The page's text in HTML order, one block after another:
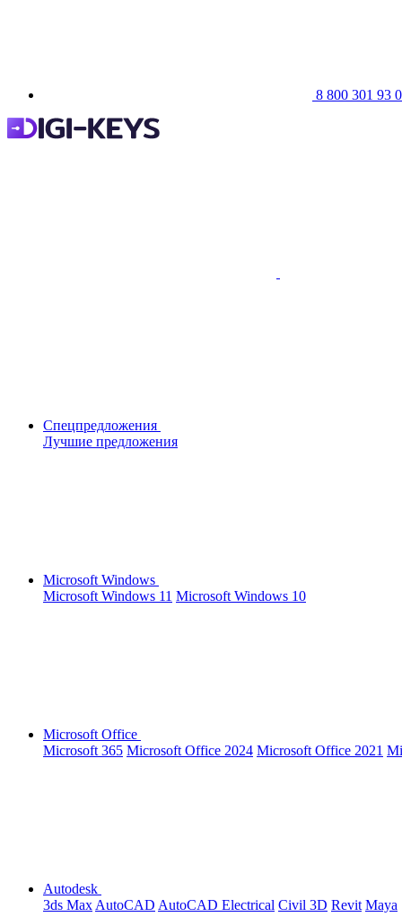
8 800 301 93
Спецпредложения
Лучшие предложения
Microsoft Windows
Microsoft Windows 11 Microsoft Windows 10
Microsoft Office
Microsoft 365 Microsoft Office 2024 Microsoft Office 2021
Autodesk
3ds Max AutoCAD AutoCAD Electrical Civil 3D Revit Maya